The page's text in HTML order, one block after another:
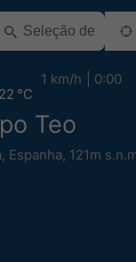
Teo
, Espanha, 121m
22 °C
1 km/h 0:00